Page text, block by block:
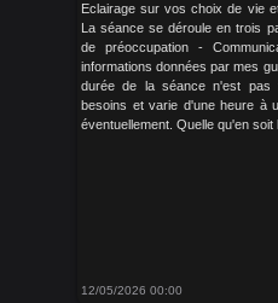
Eclairage sur vos choix de vie
La séance se déroule en trois
de préoccupation -
informations données par mes
durée de la séance n'est pas
besoins et varie d'une heure à
éventuellement. Quelle qu'en soit
12/05/2026 00:00